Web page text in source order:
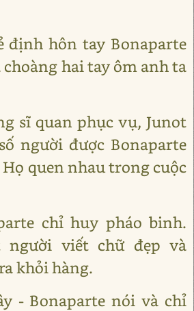
định hôn tay Bonaparte
hai tay ôm anh ta
sĩ quan phục vụ, Junot
người được Bonaparte
quen nhau trong cuộc
chỉ huy pháo binh.
người viết chữ đẹp và
khỏi hàng.
- Bonaparte nói và chỉ